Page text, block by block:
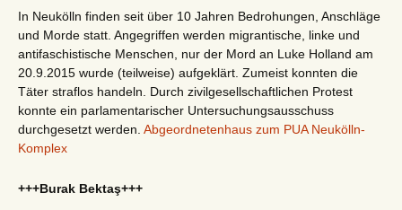
In Neukölln finden seit über 10 Jahren Bedrohungen, Anschläge
und Morde statt. Angegriffen werden migrantische, linke und
antifaschistische Menschen, nur der Mord an Luke Holland am
20.9.2015 wurde (teilweise) aufgeklärt. Zumeist konnten die
Täter straflos handeln. Durch zivilgesellschaftlichen Protest
konnte ein parlamentarischer Untersuchungsausschuss
durchgesetzt werden. Abgeordnetenhaus zum PUA Neukölln-
Komplex
+++Burak Bektaş+++